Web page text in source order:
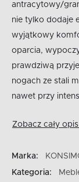
antracytowy/
nie tylko dodaje
wyjątkowy
oparcia,
prawdziwą
nogach ze stali
nawet przy
Zobacz cały
Marka:
Kategoria: